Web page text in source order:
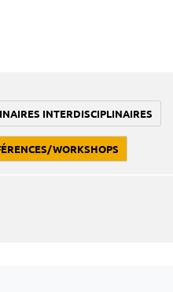
INTERDISCIPLINAIRES
WORKSHOPS